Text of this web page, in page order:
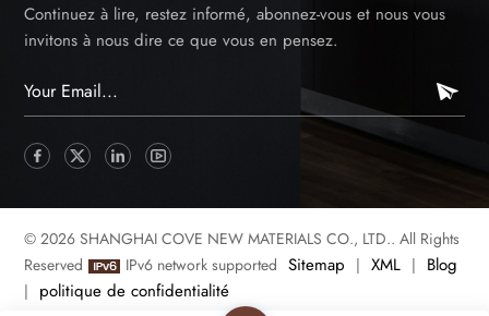
Continuez à lire, restez informé, abonnez-vous et nous vous
invitons à nous dire ce que vous en pensez.
© 2026 SHANGHAI COVE NEW MATERIALS CO., LTD.. All Rights
Reserved
IPv6 network supported Sitemap | XML | Blog
| politique de confidentialité